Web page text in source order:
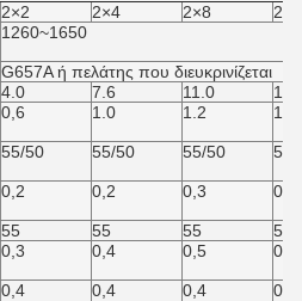
2×2 2×4 2×8
1260~1650
G657A ή πελάτης που διευκρινίζεται
4.0 7.6 11.0
0,6 1.0 1.2 1.5
55/50 55/50 55/50 55/
0,2 0,2 0,3 0,3
55 55 55
55
0,3 0,4 0,5 0,5
0,4 0,4 0,4 0,5